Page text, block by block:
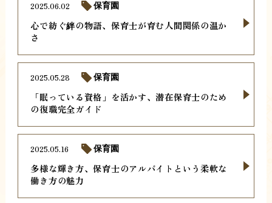
心で紡ぐ絆の物語、保育士が育む人間関係の温か
さ
2025.06.02 保育園
「眠っている資格」を活かす、潜在保育士のため
の復職完全ガイド
2025.05.28 保育園
多様な輝き方、保育士のアルバイトという柔軟な
働き方の魅力
2025.05.16 保育園